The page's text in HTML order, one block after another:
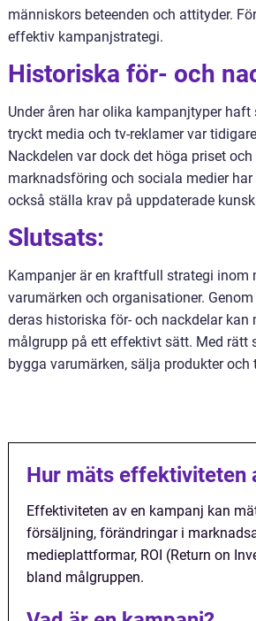
människors beteenden och attityder.
effektiv kampanjstrategi.
Historiska för- och
Under åren har olika kampanjtyper
tryckt media och tv-reklamer var
Nackdelen var dock det höga priset
marknadsföring och sociala medier
också ställa krav på uppdaterade
Slutsats:
Kampanjer är en kraftfull strategi
varumärken och organisationer.
deras historiska för- och nackdelar
målgrupp på ett effektivt sätt. Med
bygga varumärken, sälja produkter
Hur mäts effektiviteten
Effektiviteten av en kampanj kan
försäljning, förändringar i
medieplattformar, ROI (Return on
bland målgruppen.